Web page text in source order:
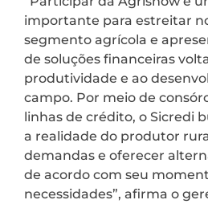
importante para estreitar
segmento agrícola e
de soluções financeiras
produtividade e ao
campo. Por meio de
linhas de crédito, o Sicredi
a realidade do produtor
demandas e oferecer
de acordo com seu
necessidades”, afirma o